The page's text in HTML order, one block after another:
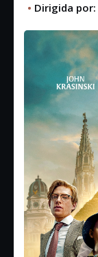
• Dirigida por: